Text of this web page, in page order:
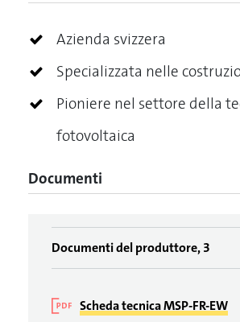
Azienda svizzera
Specializzata nelle
Pioniere nel settore della
fotovoltaica
Documenti
Documenti del produttore, 3
Scheda tecnica MSP-FR-EW